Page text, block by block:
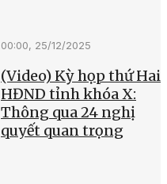
00:00, 25/12/2025
(Video) Kỳ họp thứ Hai
HĐND tỉnh khóa X:
Thông qua 24 nghị
quyết quan trọng